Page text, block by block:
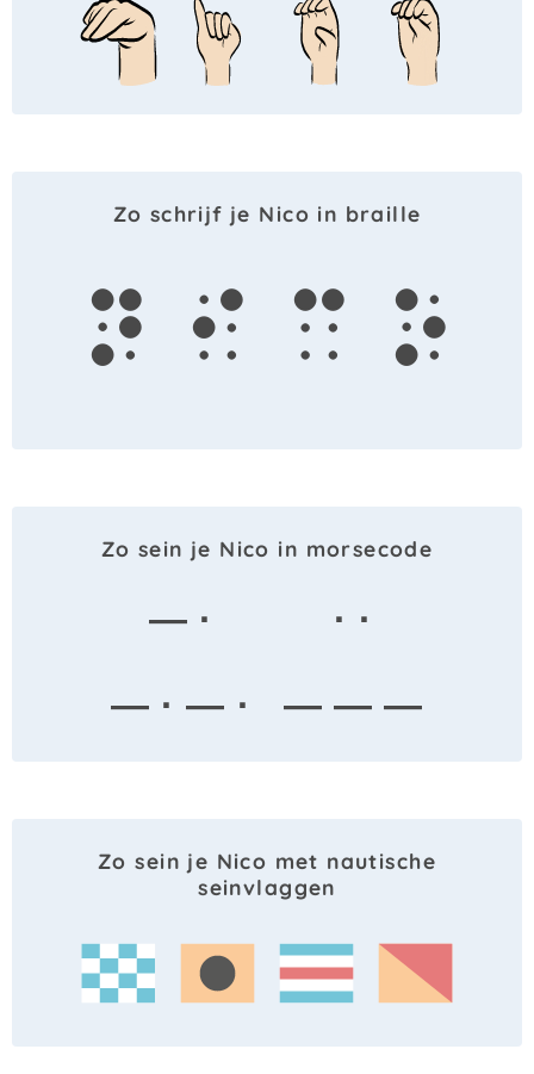
Zo schrijf je Nico in braille
n i c o
Zo sein je Nico in morsecode
— ·
· ·
— · — ·
— — —
Zo sein je Nico met nautische
seinvlaggen